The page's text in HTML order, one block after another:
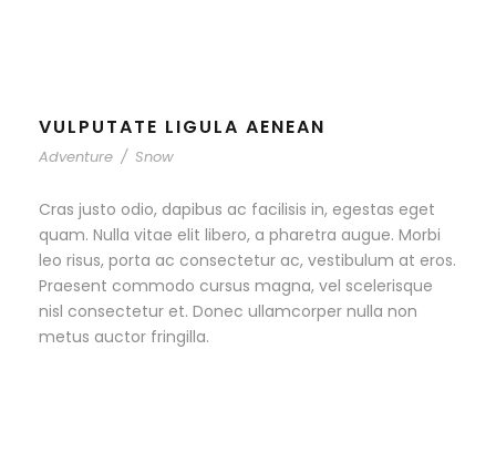
VULPUTATE LIGULA AENEAN
Adventure / Snow
Cras justo odio, dapibus ac facilisis in, egestas eget
quam. Nulla vitae elit libero, a pharetra augue. Morbi
leo risus, porta ac consectetur ac, vestibulum at eros.
Praesent commodo cursus magna, vel scelerisque
nisl consectetur et. Donec ullamcorper nulla non
metus auctor fringilla.